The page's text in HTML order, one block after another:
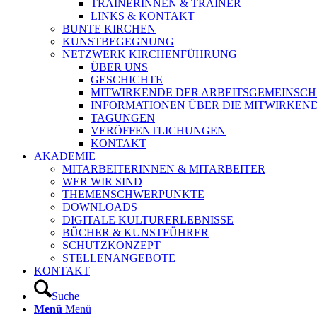
TRAINERINNEN & TRAINER
LINKS & KONTAKT
BUNTE KIRCHEN
KUNSTBEGEGNUNG
NETZWERK KIRCHENFÜHRUNG
ÜBER UNS
GESCHICHTE
MITWIRKENDE DER
INFORMATIONEN ÜBER DIE
TAGUNGEN
VERÖFFENTLICHUNGEN
KONTAKT
AKADEMIE
MITARBEITERINNEN & MITARBEITER
WER WIR SIND
THEMENSCHWERPUNKTE
DOWNLOADS
DIGITALE KULTURERLEBNISSE
BÜCHER & KUNSTFÜHRER
SCHUTZKONZEPT
STELLENANGEBOTE
KONTAKT
Suche
Menü Menü